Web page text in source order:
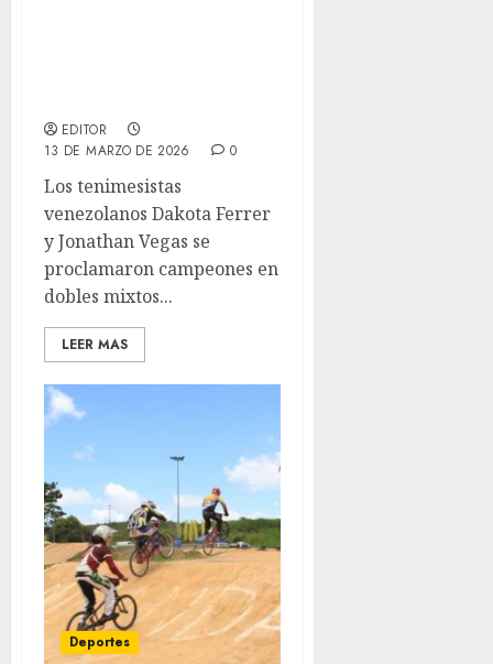
EDITOR
13 DE MARZO DE 2026
0
Los tenimesistas
venezolanos Dakota Ferrer
y Jonathan Vegas se
proclamaron campeones en
dobles mixtos...
LEER MAS
Deportes